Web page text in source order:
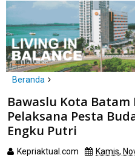
Beranda
Bawaslu Kota Batam Periksa
Budaya di Alun-Alun Engku Putri
Bawaslu Kota
Pelaksana Pesta
Engku Putri
Kepriaktual.com Kamis,